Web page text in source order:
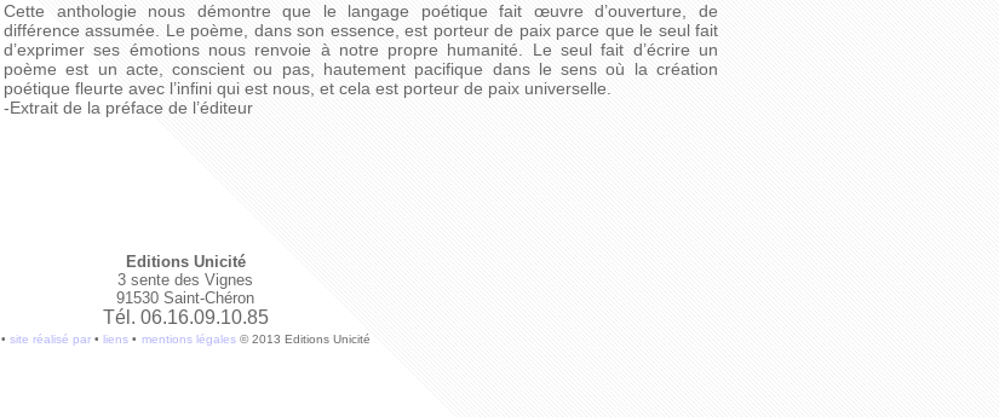
Cette anthologie nous démontre que le langage poétique fait œuvre d’ouverture, de
différence assumée. Le poème, dans son essence, est porteur de paix parce que le seul fait
d’exprimer ses émotions nous renvoie à notre propre humanité. Le seul fait d’écrire un
poème est un acte, conscient ou pas, hautement pacifique dans le sens où la création
poétique fleurte avec l’infini qui est nous, et cela est porteur de paix universelle.
-Extrait de la préface de l’éditeur
Editions Unicité
3 sente des Vignes
91530 Saint-Chéron
Tél. 06.16.09.10.85
• site réalisé par• liens • mentions légales© 2013 Editions Unicité